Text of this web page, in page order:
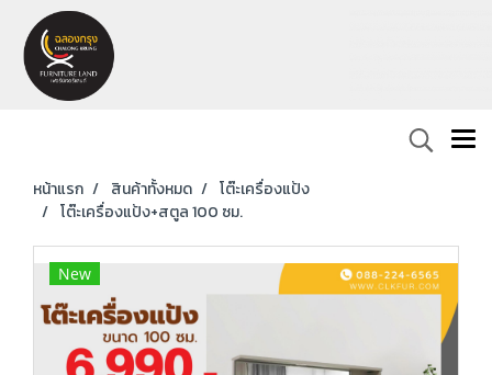
หน้าแรก สินค้าทั้งหมด
โต๊ะเครื่องแป้ง
โต๊ะเครื่องแป้ง+สตูล 100 ซม.
New